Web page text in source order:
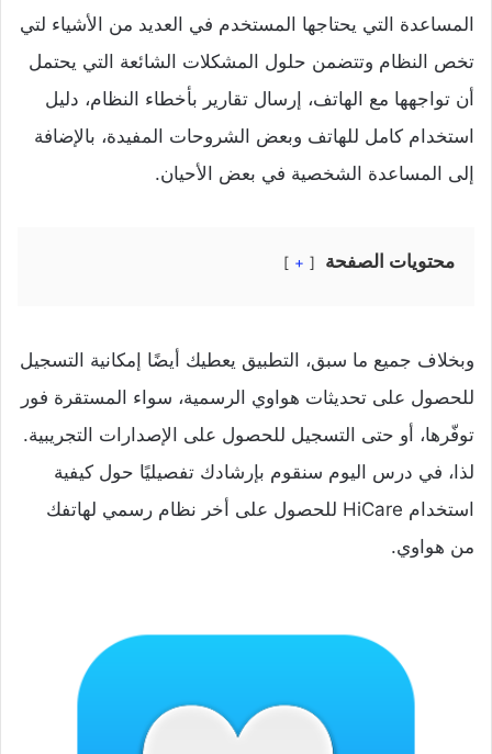
المساعدة التي يحتاجها المستخدم في العديد من الأشياء لتي
تخص النظام وتتضمن حلول المشكلات الشائعة التي يحتمل
أن تواجهها مع الهاتف، إرسال تقارير بأخطاء النظام، دليل
استخدام كامل للهاتف وبعض الشروحات المفيدة، بالإضافة
إلى المساعدة الشخصية في بعض الأحيان.
محتويات الصفحة +
وبخلاف جميع ما سبق، التطبيق يعطيك أيضًا إمكانية التسجيل
للحصول على تحديثات هواوي الرسمية، سواء المستقرة فور
توفّرها، أو حتى التسجيل للحصول على الإصدارات التجريبية.
لذا، في درس اليوم سنقوم بإرشادك تفصيليًا حول كيفية
استخدام HiCare للحصول على أخر نظام رسمي لهاتفك
من هواوي.